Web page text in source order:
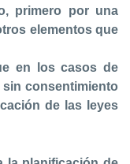
primero por una
elementos que
casos de
consentimiento
de las leyes